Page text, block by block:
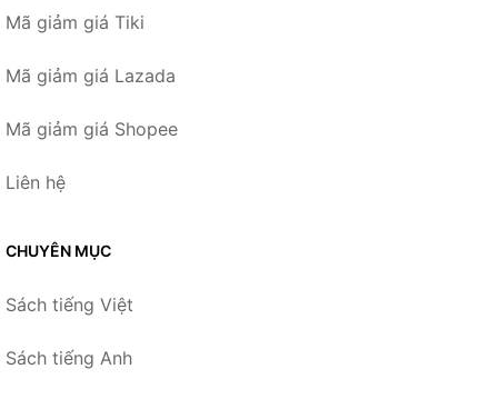
Mã giảm giá Tiki
Mã giảm giá Lazada
Mã giảm giá Shopee
Liên hệ
CHUYÊN MỤC
Sách tiếng Việt
Sách tiếng Anh